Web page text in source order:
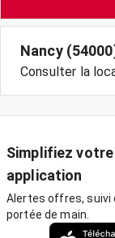
Nancy
Consulter la
Simplifiez
application
Alertes offres, suivi
portée de main.